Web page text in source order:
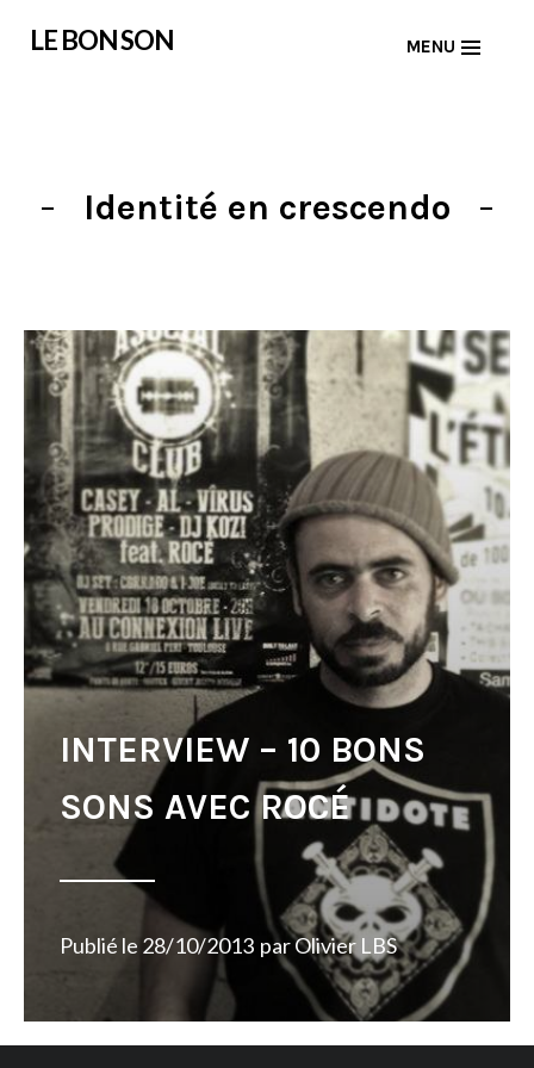
LE BON SON MENU
Identité en crescendo
INTERVIEW – 10 BONS
SONS AVEC ROCÉ
Publié le 28/10/2013 parOlivier LBS